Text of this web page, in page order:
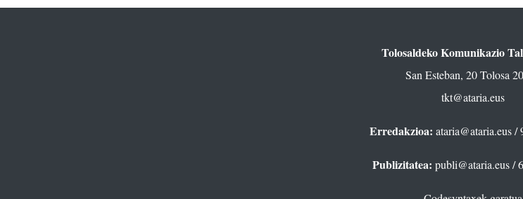
Tolosaldeko Komunikazio
San Esteban, 20 Tolosa
tkt@ataria.eus
Erredakzioa: ataria@ataria.eus/
Publizitatea: publi@ataria.eus/